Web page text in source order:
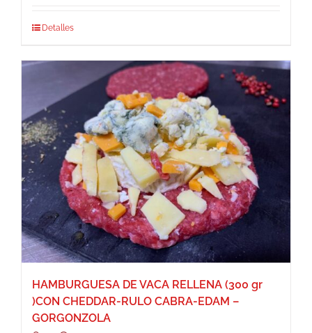
Detalles
HAMBURGUESA DE VACA RELLENA (300 gr
)CON CHEDDAR-RULO CABRA-EDAM –
GORGONZOLA